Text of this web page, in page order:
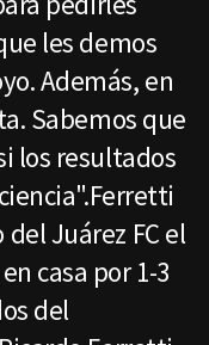
les demos
Además, en
Sabemos que
los resultados
Juárez FC el
casa por 1-3
del